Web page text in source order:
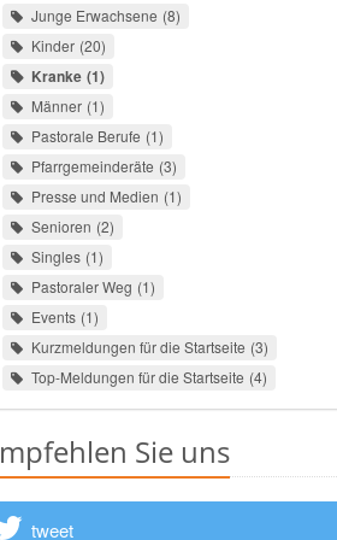
Junge Erwachsene 8
Kinder 20
Kranke 1
Männer 1
Pastorale Berufe 1
Pfarrgemeinderäte 3
Presse und Medien 1
Senioren 2
Singles 1
Pastoraler Weg 1
Events 1
Kurzmeldungen für die Startseite 3
Top-Meldungen für die Startseite 4
Sie uns
tweet